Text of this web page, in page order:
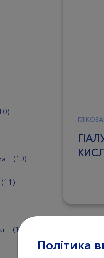
(10)
(11)
(1)
Політика